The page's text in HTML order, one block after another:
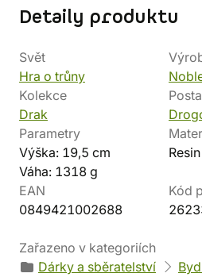
Detaily produktu
Svět
Hra o trůny
Kolekce
Drak
Parametry
Výška: 19,5 cm
Váha: 1318 g
Resin
EAN
0849421002688
Kód
Zařazeno v kategoriích
Dárky a sběratelství